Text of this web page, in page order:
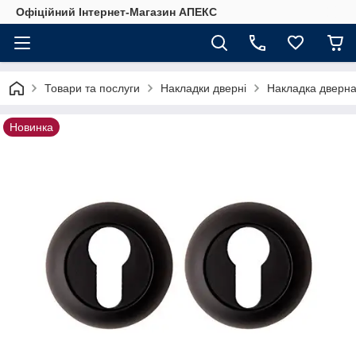
Офіційний Інтернет-Магазин АПЕКС
Товари та послуги Накладки дверні Накладка
Новинка